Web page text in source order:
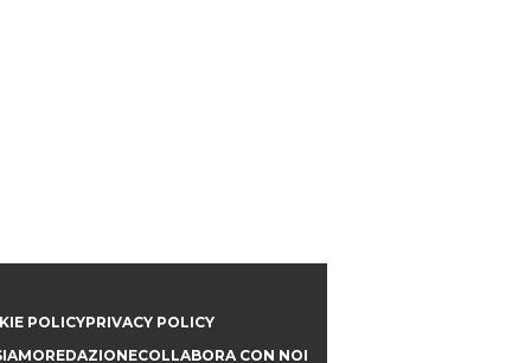
POLICYPRIVACY POLICY
REDAZIONECOLLABORA CON NOI